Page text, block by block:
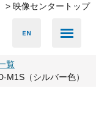
> 映像センタートップ
覧
M1S（シルバー色）